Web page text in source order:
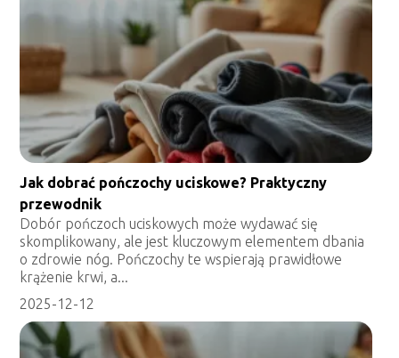
Jak dobrać pończochy uciskowe? Praktyczny
przewodnik
Dobór pończoch uciskowych może wydawać się
skomplikowany, ale jest kluczowym elementem dbania
o zdrowie nóg. Pończochy te wspierają prawidłowe
krążenie krwi, a...
2025-12-12